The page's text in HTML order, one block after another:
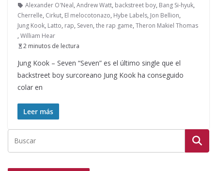
Alexander O'Neal, Andrew Watt, backstreet boy, Bang Si-hyuk,
Cherrelle, Cirkut, El melocotonazo, Hybe Labels, Jon Bellion,
Jung Kook, Latto, rap, Seven, the rap game, Theron Makiel Thomas
, William Hear
2 minutos de lectura
Jung Kook – Seven “Seven” es el último single que el
backstreet boy surcoreano Jung Kook ha conseguido
colar en
Leer más